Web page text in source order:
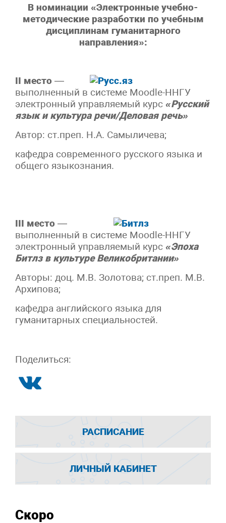
В номинации «Электронные учебно-
методические разработки по учебным
дисциплинам гуманитарного
направления»:
II место —
выполненный в системе Moodle-ННГУ
электронный управляемый курс «Русский
язык и культура речи/Деловая речь»
Автор: ст.преп. Н.А. Самыличева;
кафедра современного русского языка и
общего языкознания.
III место —
выполненный в системе Moodle-ННГУ
электронный управляемый курс «Эпоха
Битлз в культуре Великобритании»
Авторы: доц. М.В. Золотова; ст.преп. М.В.
Архипова;
кафедра английского языка для
гуманитарных специальностей.
Поделиться:
РАСПИСАНИЕ
ЛИЧНЫЙ КАБИНЕТ
Скоро